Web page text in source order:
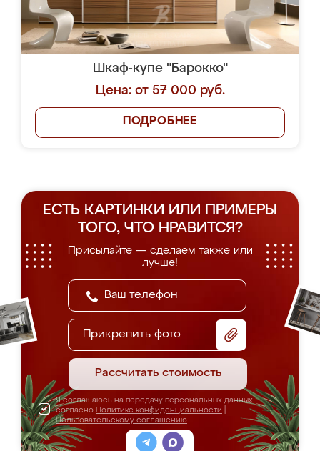
Шкаф-купе "Барокко"
Цена: от 57 000 руб.
ПОДРОБНЕЕ
ЕСТЬ КАРТИНКИ ИЛИ ПРИМЕРЫ
ТОГО, ЧТО НРАВИТСЯ?
Присылайте — сделаем также или
лучше!
Прикрепить фото
Рассчитать стоимость
Я соглашаюсь на передачу персональных данных
согласно Политике конфиденциальности
Пользовательскому соглашению